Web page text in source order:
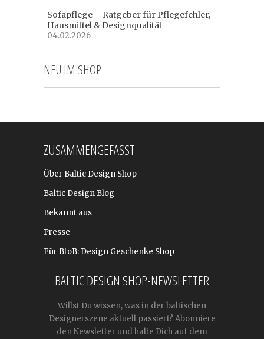
Sofapflege – Ratgeber für Pflegefehler,
Hausmittel & Designqualität
04.02.2026
NEU IM SHOP
ZUSAMMENGEFASST
Über Baltic Design Shop
Baltic Design Blog
Bekannt aus
Presse
Für BtoB: Design Geschenke Shop
BALTIC DESIGN SHOP-NEWSLETTER
Willst Du wissen, was in der baltischen
Designerszene aktuell passiert? Abonniere
den Newsletter und halte Dich auf dem